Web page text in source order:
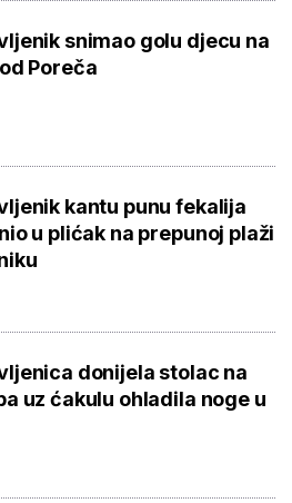
snimao golu djecu na
Poreča
kantu punu fekalija
u plićak na prepunoj plaži
donijela stolac na
uz ćakulu ohladila noge u